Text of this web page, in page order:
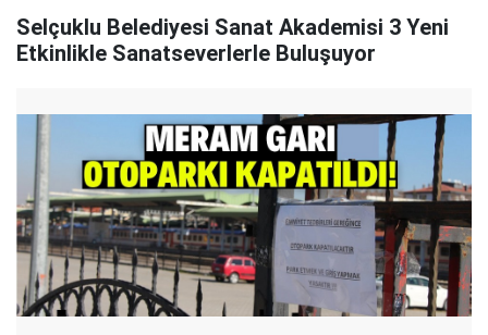
Selçuklu Belediyesi Sanat Akademisi 3 Yeni
Etkinlikle Sanatseverlerle Buluşuyor